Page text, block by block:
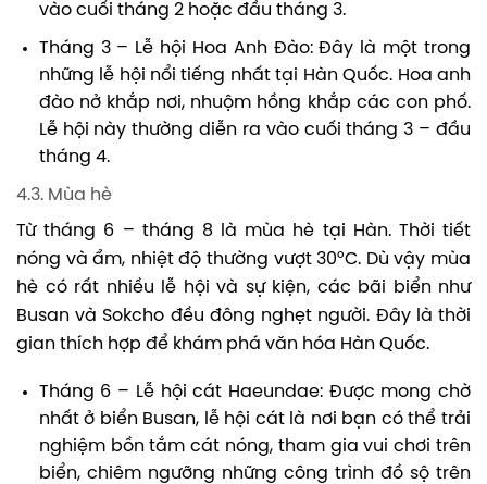
vào cuối tháng 2 hoặc đầu tháng 3.
Tháng 3 – Lễ hội Hoa Anh Đào: Đây là một trong
những lễ hội nổi tiếng nhất tại Hàn Quốc. Hoa anh
đào nở khắp nơi, nhuộm hồng khắp các con phố.
Lễ hội này thường diễn ra vào cuối tháng 3 – đầu
tháng 4.
4.3. Mùa hè
Từ tháng 6 – tháng 8 là mùa hè tại Hàn. Thời tiết
nóng và ẩm, nhiệt độ thường vượt 30°C. Dù vậy mùa
hè có rất nhiều lễ hội và sự kiện, các bãi biển như
Busan và Sokcho đều đông nghẹt người. Đây là thời
gian thích hợp để khám phá văn hóa Hàn Quốc.
Tháng 6 – Lễ hội cát Haeundae: Được mong chờ
nhất ở biển Busan, lễ hội cát là nơi bạn có thể trải
nghiệm bồn tắm cát nóng, tham gia vui chơi trên
biển, chiêm ngưỡng những công trình đồ sộ trên